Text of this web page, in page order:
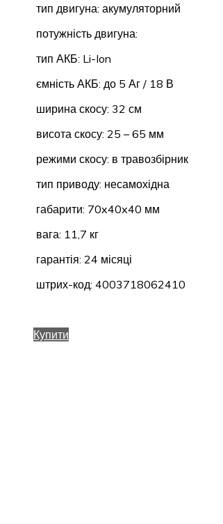
тип двигуна: акумуляторний
потужність двигуна:
тип АКБ: Li-Ion
ємність АКБ: до 5 Аг / 18 В
ширина скосу: 32 см
висота скосу: 25 – 65 мм
режими скосу: в травозбірник
тип приводу: несамохідна
габарити: 70x40x40 мм
вага: 11,7 кг
гарантія: 24 місяці
штрих-код: 4003718062410
Купити